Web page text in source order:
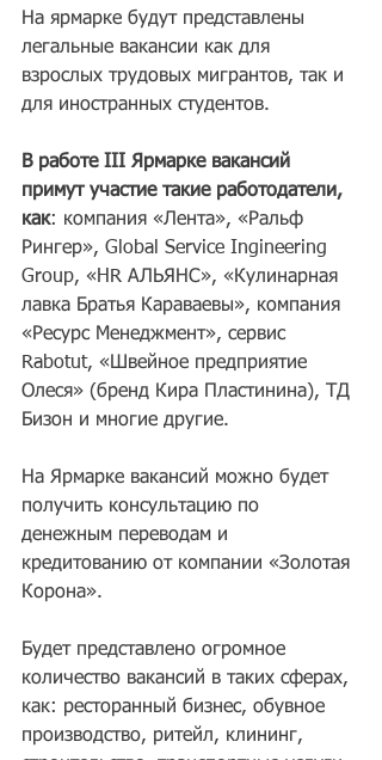
На ярмарке будут представлены
легальные вакансии как для
взрослых трудовых мигрантов, так и
для иностранных студентов.
В работе III Ярмарке вакансий
примут участие такие работодатели,
как: компания «Лента», «Ральф
Рингер», Global Service Ingineering
Group, «HR АЛЬЯНС», «Кулинарная
лавка Братья Караваевы», компания
«Ресурс Менеджмент», сервис
Rabotut, «Швейное предприятие
Олеся» (бренд Кира Пластинина), ТД
Бизон и многие другие.
На Ярмарке вакансий можно будет
получить консультацию по
денежным переводам и
кредитованию от компании «Золотая
Корона».
Будет представлено огромное
количество вакансий в таких сферах,
как: ресторанный бизнес, обувное
производство, ритейл, клининг,